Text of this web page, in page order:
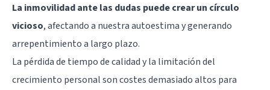
La inmovilidad ante las dudas puede crear un círculo
vicioso, afectando a nuestra autoestima y generando
arrepentimiento a largo plazo.
La pérdida de tiempo de calidad y la limitación del
crecimiento personal son costes demasiado altos para